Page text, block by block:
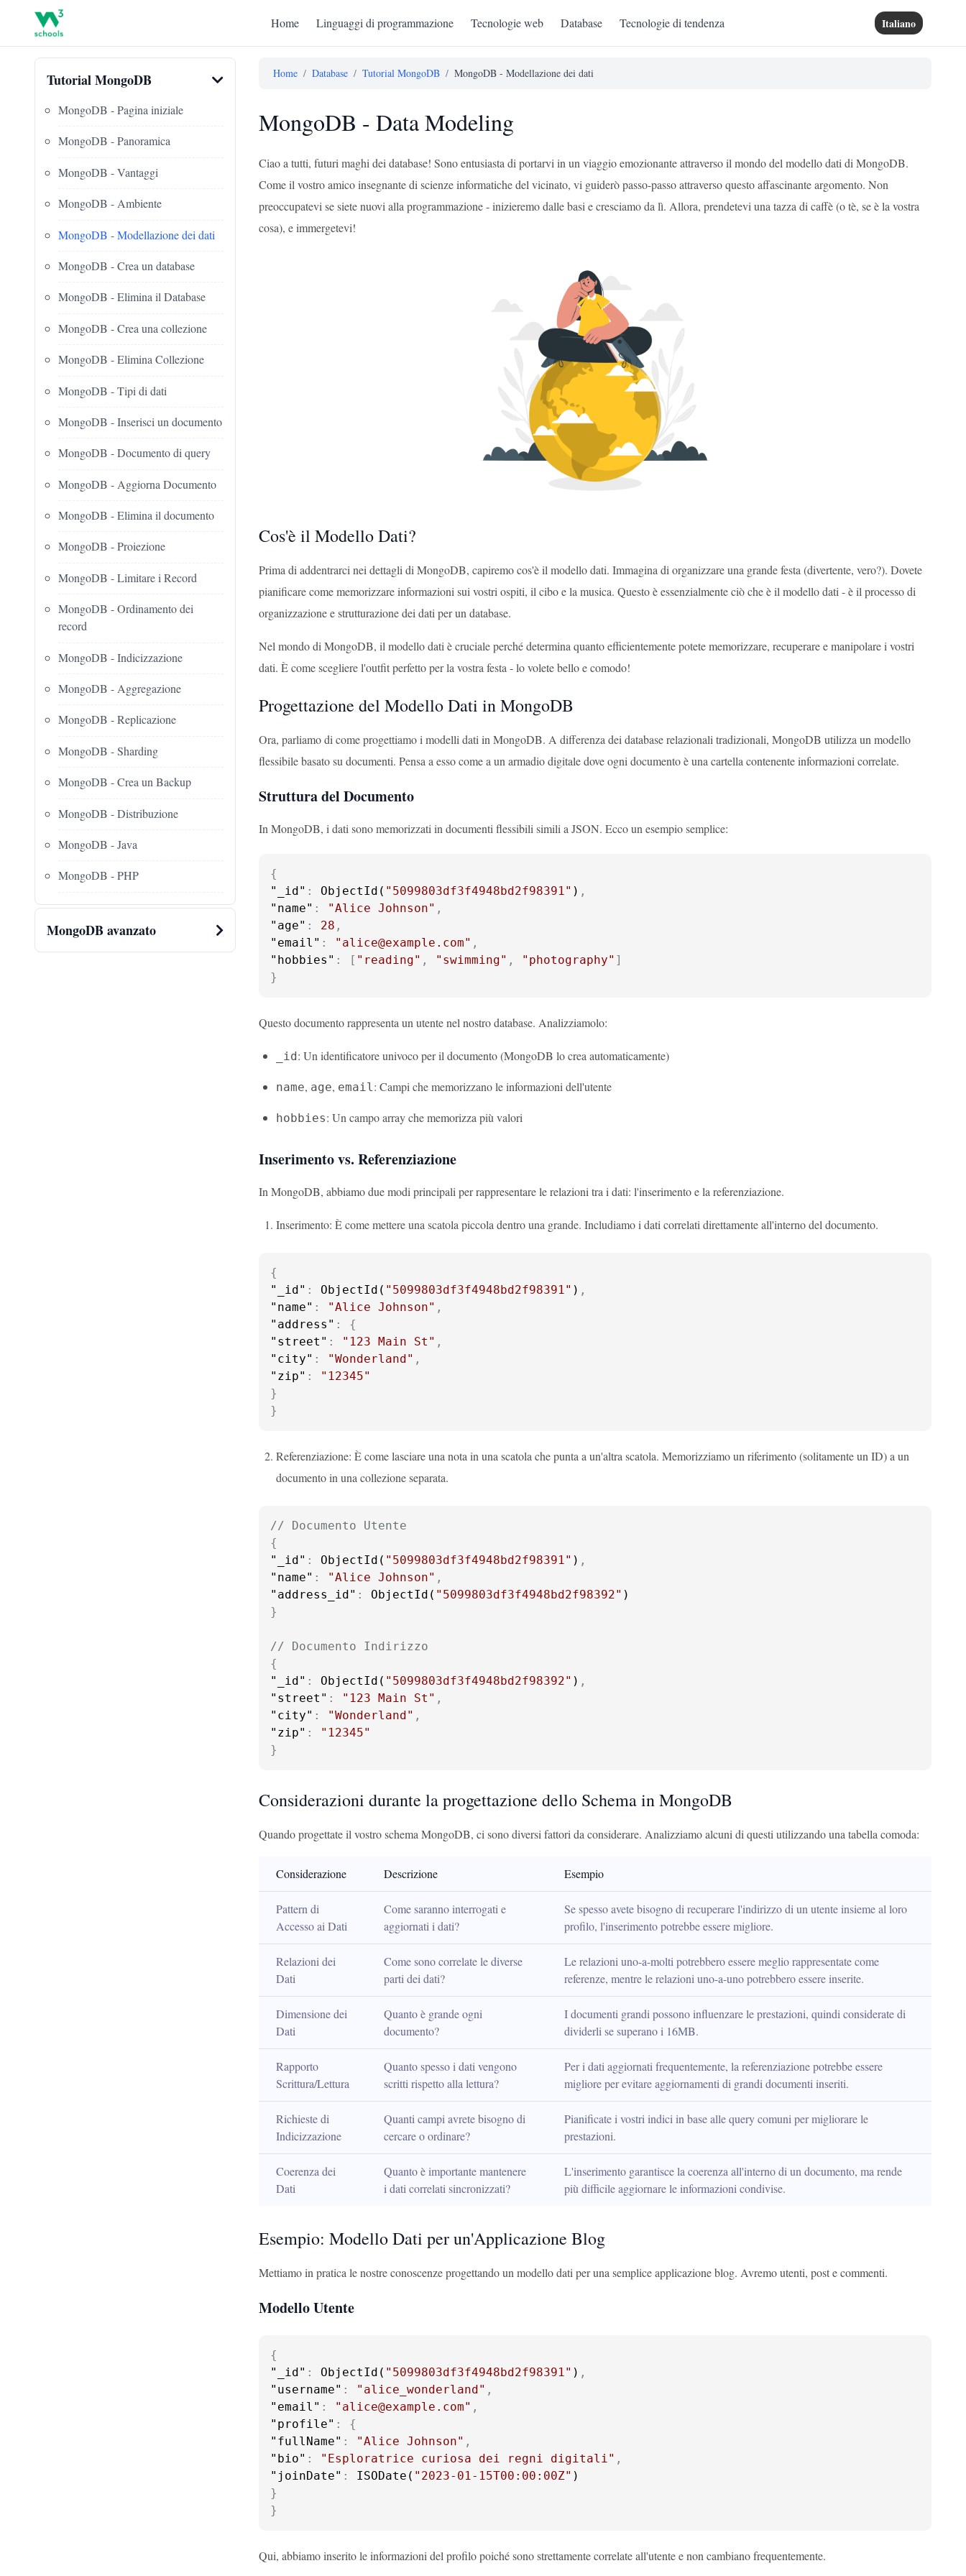
Home Linguaggi di programmazione Tecnologie web Database Tecnologie di tendenza Italiano
Tutorial MongoDB
MongoDB - Pagina iniziale
MongoDB - Panoramica
MongoDB - Vantaggi
MongoDB - Ambiente
MongoDB - Modellazione dei dati
MongoDB - Crea un database
MongoDB - Elimina il Database
MongoDB - Crea una collezione
MongoDB - Elimina Collezione
MongoDB - Tipi di dati
MongoDB - Inserisci un documento
MongoDB - Documento di query
MongoDB - Aggiorna Documento
MongoDB - Elimina il documento
MongoDB - Proiezione
MongoDB - Limitare i Record
MongoDB - Ordinamento dei
record
MongoDB - Indicizzazione
MongoDB - Aggregazione
MongoDB - Replicazione
MongoDB - Sharding
MongoDB - Crea un Backup
MongoDB - Distribuzione
MongoDB - Java
MongoDB - PHP
MongoDB avanzato
Home / Database / Tutorial MongoDB / MongoDB - Modellazione dei dati
MongoDB - Data Modeling
Ciao a tutti, futuri maghi dei database! Sono entusiasta di portarvi in un viaggio emozionante attraverso il mondo del modello dati di MongoDB.
Come il vostro amico insegnante di scienze informatiche del vicinato, vi guiderò passo-passo attraverso questo affascinante argomento. Non
preoccupatevi se siete nuovi alla programmazione - inizieremo dalle basi e cresciamo da lì. Allora, prendetevi una tazza di caffè (o tè, se è la vostra
cosa), e immergetevi!
Cos'è il Modello Dati?
Prima di addentrarci nei dettagli di MongoDB, capiremo cos'è il modello dati. Immagina di organizzare una grande festa (divertente, vero?). Dovete
pianificare come memorizzare informazioni sui vostri ospiti, il cibo e la musica. Questo è essenzialmente ciò che è il modello dati - è il processo di
organizzazione e strutturazione dei dati per un database.
Nel mondo di MongoDB, il modello dati è cruciale perché determina quanto efficientemente potete memorizzare, recuperare e manipolare i vostri
dati. È come scegliere l'outfit perfetto per la vostra festa - lo volete bello e comodo!
Progettazione del Modello Dati in MongoDB
Ora, parliamo di come progettiamo i modelli dati in MongoDB. A differenza dei database relazionali tradizionali, MongoDB utilizza un modello
flessibile basato su documenti. Pensa a esso come a un armadio digitale dove ogni documento è una cartella contenente informazioni correlate.
Struttura del Documento
In MongoDB, i dati sono memorizzati in documenti flessibili simili a JSON. Ecco un esempio semplice:
{
"_id" : ObjectId( "5099803df3f4948bd2f98391" ) ,
"name" : "Alice Johnson" ,
"age" : 28 ,
"email" : "alice@example.com" ,
"hobbies" : [ "reading" , "swimming" , "photography" ]
}
Questo documento rappresenta un utente nel nostro database. Analizziamolo:
_id: Un identificatore univoco per il documento (MongoDB lo crea automaticamente)
name, age, email: Campi che memorizzano le informazioni dell'utente
hobbies: Un campo array che memorizza più valori
Inserimento vs. Referenziazione
In MongoDB, abbiamo due modi principali per rappresentare le relazioni tra i dati: l'inserimento e la referenziazione.
Inserimento: È come mettere una scatola piccola dentro una grande. Includiamo i dati correlati direttamente all'interno del documento.
{
"_id" : ObjectId( "5099803df3f4948bd2f98391" ) ,
"name" : "Alice Johnson" ,
"address" :
{
"street" : "123 Main St" ,
"city" : "Wonderland" ,
"zip" :
"12345"
}
}
Referenziazione: È come lasciare una nota in una scatola che punta a un'altra scatola. Memorizziamo un riferimento (solitamente un ID) a un
documento in una collezione separata.
// Documento Utente
{
"_id" : ObjectId( "5099803df3f4948bd2f98391" ) ,
"name" : "Alice Johnson" ,
"address_id" : ObjectId( "5099803df3f4948bd2f98392"
}
// Documento Indirizzo
{
"_id" : ObjectId( "5099803df3f4948bd2f98392" ) ,
"street" : "123 Main St" ,
"city" : "Wonderland" ,
"zip" :
"12345"
}
Considerazioni durante la progettazione dello Schema in MongoDB
Quando progettate il vostro schema MongoDB, ci sono diversi fattori da considerare. Analizziamo alcuni di questi utilizzando una tabella comoda:
Considerazione Descrizione Esempio
Pattern di
Accesso ai Dati
Come saranno interrogati e
aggiornati i dati?
Se spesso avete bisogno di recuperare l'indirizzo di un utente insieme al loro
profilo, l'inserimento potrebbe essere migliore.
Relazioni dei
Dati
Come sono correlate le diverse
parti dei dati?
Le relazioni uno-a-molti potrebbero essere meglio rappresentate come
referenze, mentre le relazioni uno-a-uno potrebbero essere inserite.
Dimensione dei
Dati
Quanto è grande ogni
documento?
I documenti grandi possono influenzare le prestazioni, quindi considerate di
dividerli se superano i 16MB.
Rapporto
Scrittura/Lettura
Quanto spesso i dati vengono
scritti rispetto alla lettura?
Per i dati aggiornati frequentemente, la referenziazione potrebbe essere
migliore per evitare aggiornamenti di grandi documenti inseriti.
Richieste di
Indicizzazione
Quanti campi avrete bisogno di
cercare o ordinare?
Pianificate i vostri indici in base alle query comuni per migliorare le
prestazioni.
Coerenza dei
Dati
Quanto è importante mantenere
i dati correlati sincronizzati?
L'inserimento garantisce la coerenza all'interno di un documento, ma rende
più difficile aggiornare le informazioni condivise.
Esempio: Modello Dati per un'Applicazione Blog
Mettiamo in pratica le nostre conoscenze progettando un modello dati per una semplice applicazione blog. Avremo utenti, post e commenti.
Modello Utente
{
"_id" : ObjectId( "5099803df3f4948bd2f98391" ) ,
"username" : "alice_wonderland" ,
"email" : "alice@example.com" ,
"profile" :
{
"fullName" : "Alice Johnson" ,
"bio" : "Esploratrice curiosa dei regni digitali" ,
"joinDate" : ISODate( "2023-01-15T00:00:00Z"
}
}
Qui, abbiamo inserito le informazioni del profilo poiché sono strettamente correlate all'utente e non cambiano frequentemente.